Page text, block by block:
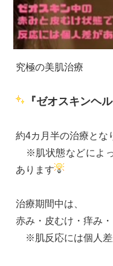
究極の美肌治療
『ゼオスキンヘ
約4カ月半の治療とな
※肌状態などによっ
あります
治療期間中は、
赤み・皮むけ・痒み
※肌反応には個人差